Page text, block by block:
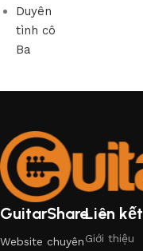
Duyên
tình cô
Ba
GuitarShare
Website chuyên
Liên kết
Giới thiệu